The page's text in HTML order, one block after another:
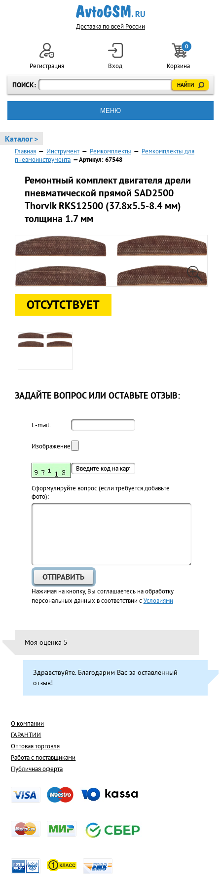
Доставка по всей России
ПОИСК:
Регистрация Вход
0
Корзина
МЕНЮ
Каталог >
Главная — Инструмент — Ремкомплекты — Ремкомплекты для
пневмоинструмента — Артикул: 67548
Ремонтный комплект двигателя дрели
пневматической прямой SAD2500
Thorvik RKS12500 (37.8х5.5-8.4 мм)
толщина 1.7 мм
ОТСУТСТВУЕТ
ЗАДАЙТЕ ВОПРОС ИЛИ ОСТАВЬТЕ ОТЗЫВ:
E-mail:
Изображение:
Cформулируйте вопрос (если требуется добавьте
фото):
Нажимая на кнопку, Вы соглашаетесь на обработку
персональных данных в соответствии сУсловиями
Моя оценка 5
Здравствуйте. Благодарим Вас за оставленный
отзыв!
О компании
ГАРАНТИИ
Оптовая торговля
Работа с поставщиками
Публичная оферта